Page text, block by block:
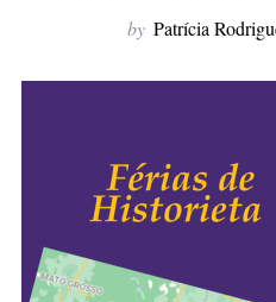
r
by Patrícia